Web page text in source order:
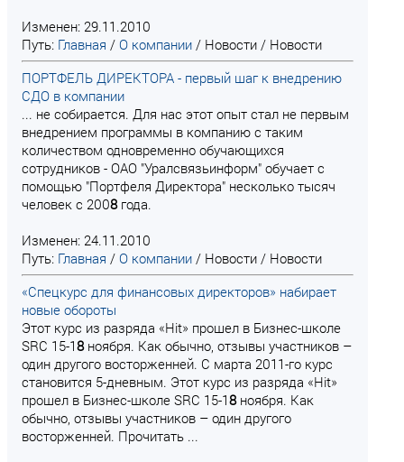
Изменен: 29.11.2010
Путь: Главная / О компании / Новости / Новости
ПОРТФЕЛЬ ДИРЕКТОРА - первый шаг к внедрению
СДО в компании
... не собирается. Для нас этот опыт стал не первым
внедрением программы в компанию с таким
количеством одновременно обучающихся
сотрудников - ОАО "Уралсвязьинформ" обучает с
помощью "Портфеля Директора" несколько тысяч
человек с 2008года.
Изменен: 24.11.2010
Путь: Главная / О компании / Новости / Новости
«Спецкурс для финансовых директоров» набирает
новые обороты
Этот курс из разряда «Hit» прошел в Бизнес-школе
SRC 15-18ноября. Как обычно, отзывы участников –
один другого восторженней. С марта 2011-го курс
становится 5-дневным. Этот курс из разряда «Hit»
прошел в Бизнес-школе SRC 15-18ноября. Как
обычно, отзывы участников – один другого
восторженней. Прочитать ...